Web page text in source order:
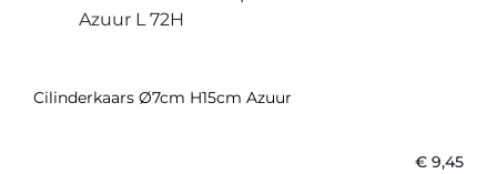
Cilinderkaars Ø7cm H15cm Azuur
€ 9,45